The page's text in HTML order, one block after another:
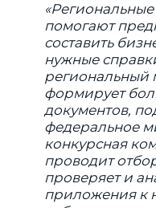
помогают
составить
нужные
региональный
формирует
документов,
федеральное
конкурсная
проводит
проверяет и
приложения к